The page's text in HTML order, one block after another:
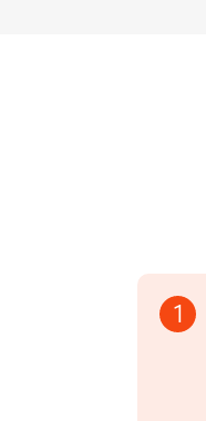
1